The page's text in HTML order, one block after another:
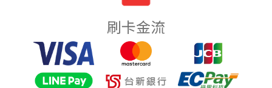
刷卡金流